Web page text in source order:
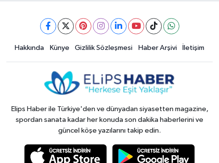
Hakkında Künye Gizlilik Sözleşmesi Haber Arşivi İletişim
Elips Haber ile Türkiye'den ve dünyadan siyasetten magazine,
spordan sanata kadar her konuda son dakika haberlerini ve
güncel köşe yazılarını takip edin.